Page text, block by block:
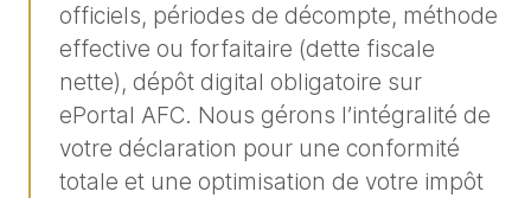
officiels, périodes de décompte, méthode
effective ou forfaitaire (dette fiscale
nette), dépôt digital obligatoire sur
ePortal AFC. Nous gérons l’intégralité de
votre déclaration pour une conformité
totale et une optimisation de votre impôt